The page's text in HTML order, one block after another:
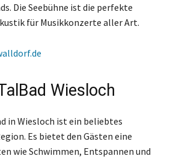
Die Seebühne ist die perfekte
für Musikkonzerte aller Art.
Wiesloch
in Wiesloch ist ein beliebtes
Es bietet den Gästen eine
wie Schwimmen, Entspannen und